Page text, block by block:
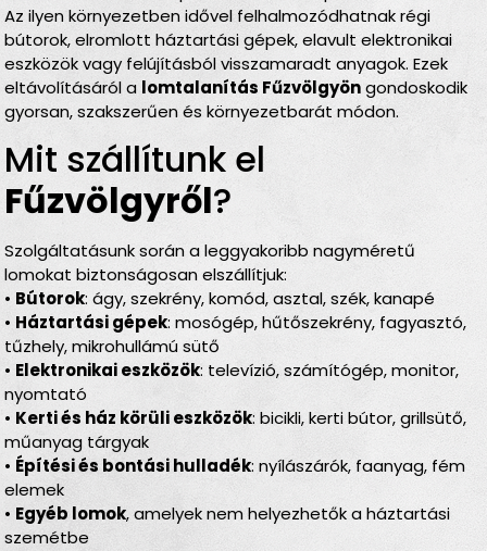
Az ilyen környezetben idővel felhalmozódhatnak régi
bútorok, elromlott háztartási gépek, elavult elektronikai
eszközök vagy felújításból visszamaradt anyagok. Ezek
eltávolításáról a lomtalanítás Fűzvölgyöngondoskodik
gyorsan, szakszerűen és környezetbarát módon.
Mit szállítunk el
Fűzvölgyről?
Szolgáltatásunk során a leggyakoribb nagyméretű
lomokat biztonságosan elszállítjuk:
• Bútorok: ágy, szekrény, komód, asztal, szék, kanapé
• Háztartási gépek: mosógép, hűtőszekrény, fagyasztó,
tűzhely, mikrohullámú sütő
• Elektronikai eszközök: televízió, számítógép, monitor,
nyomtató
• Kerti és ház körüli eszközök: bicikli, kerti bútor, grillsütő,
műanyag tárgyak
• Építési és bontási hulladék: nyílászárók, faanyag, fém
elemek
• Egyéb lomok, amelyek nem helyezhetők a háztartási
szemétbe